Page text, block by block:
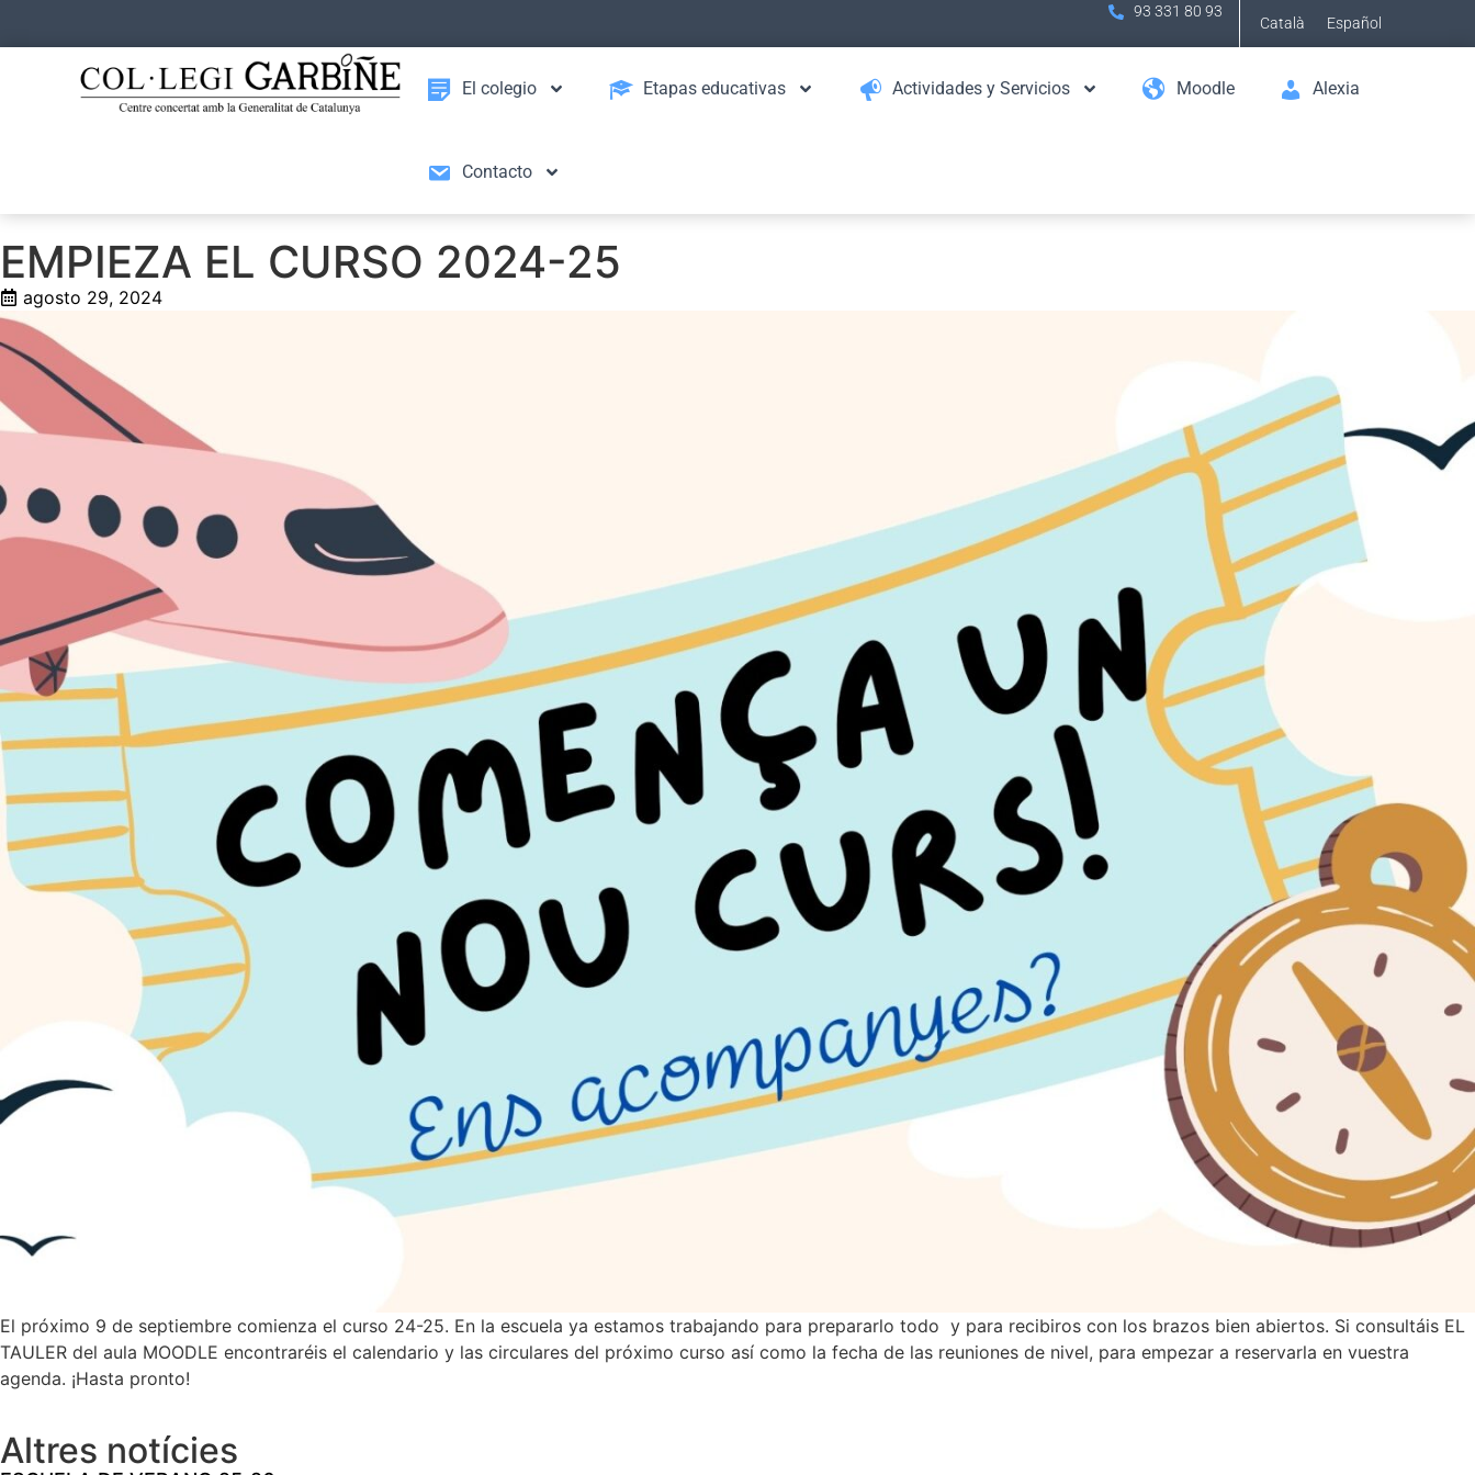
Català Español
93 331 80 93
El colegio Etapas educativas Actividades y Servicios Moodle Alexia
Contacto
EMPIEZA EL CURSO 2024-25
agosto 29, 2024
El próximo 9 de septiembre comienza el curso 24-25. En la escuela ya estamos trabajando para prepararlo todo y para recibiros con los brazos bien abiertos. Si consultáis EL
TAULER del aula MOODLE encontraréis el calendario y las circulares del próximo curso así como la fecha de las reuniones de nivel, para empezar a reservarla en vuestra
agenda. ¡Hasta pronto!
Altres notícies